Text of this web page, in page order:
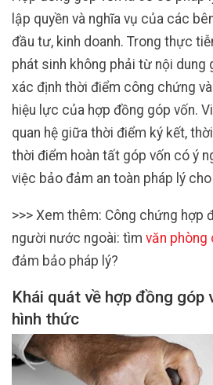
lập quyền và nghĩa vụ của các
đầu tư, kinh doanh. Trong thực
phát sinh không phải từ nội dung
xác định thời điểm công chứng
hiệu lực của hợp đồng góp vốn.
quan hệ giữa thời điểm ký kết,
thời điểm hoàn tất góp vốn có ý
việc bảo đảm an toàn pháp lý
>>> Xem thêm: Công chứng hợp
người nước ngoài: tìm văn phòng
đảm bảo pháp lý?
Khái quát về hợp đồng góp
hình thức